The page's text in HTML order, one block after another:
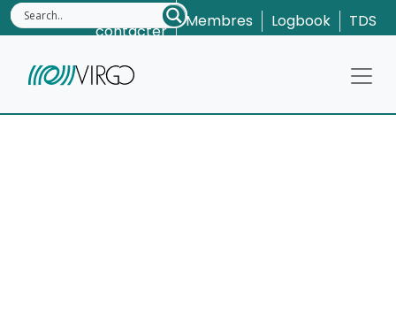
contacter
Membres Logbook TDS